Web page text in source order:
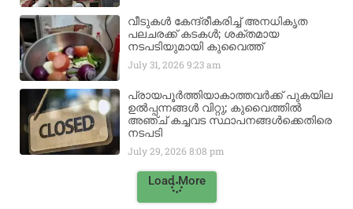
വീടുകൾ കേന്ദ്രീകരിച്ച് അനധികൃത
പലചരക്ക് കടകൾ; ശക്തമായ
നടപടിയുമായി കുവൈത്ത്
July 31, 20269:23 am
പ്രായപൂർത്തിയാകാത്തവർക്ക് പുകയില
ഉൽപ്പന്നങ്ങൾ വിറ്റു; കുവൈത്തിൽ
അഞ്ച് കച്ചവട സ്ഥാപനങ്ങൾക്കെതിരെ
നടപടി
July 29, 20268:08 pm
Load More